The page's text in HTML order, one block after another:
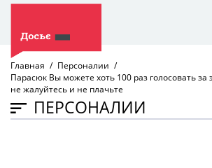
Главная
Персоналии
Парасюк Вы можете хоть 100 раз голосовать за
не жалуйтесь и не плачьте
ПЕРСОНАЛИИ